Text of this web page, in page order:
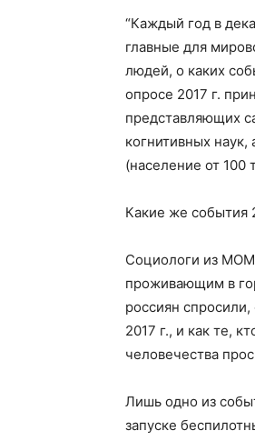
“Каждый год в
главные для
людей, о каких
опросе 2017 г.
представляющих
когнитивных
(население от 100
Какие же события
Социологи из
проживающим в
россиян
2017 г., и как те,
человечества
Лишь одно из
запуске